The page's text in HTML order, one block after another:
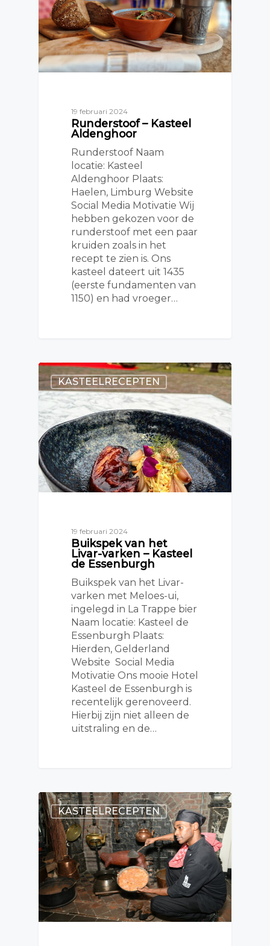
19 februari 2024
Runderstoof – Kasteel
Aldenghoor
Runderstoof Naam
locatie: Kasteel
Aldenghoor Plaats:
Haelen, Limburg Website
Social Media Motivatie Wij
hebben gekozen voor de
runderstoof met een paar
kruiden zoals in het
recept te zien is. Ons
kasteel dateert uit 1435
(eerste fundamenten van
1150) en had vroeger…
KASTEELRECEPTEN
19 februari 2024
Buikspek van het
Livar-varken – Kasteel
de Essenburgh
Buikspek van het Livar-
varken met Meloes-ui,
ingelegd in La Trappe bier
Naam locatie: Kasteel de
Essenburgh Plaats:
Hierden, Gelderland
Website Social Media
Motivatie Ons mooie Hotel
Kasteel de Essenburgh is
recentelijk gerenoveerd.
Hierbij zijn niet alleen de
uitstraling en de…
KASTEELRECEPTEN